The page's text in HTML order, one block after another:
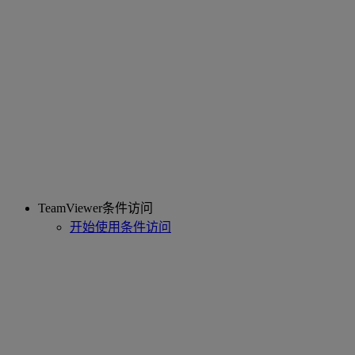
TeamViewer条件访问
开始使用条件访问